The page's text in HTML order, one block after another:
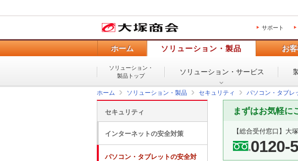
サポート
ホーム ソリューション・製品 お
ソリューション・
製品トップ
ソリューション・ サービス
ホーム ソリューション・製品 セキュリティ パソコン・タブレ
まずはお気軽に
【総合受付窓口】 大
0120-
セキュリティ
インターネットの安全対策
パソコン・タブレットの安全対